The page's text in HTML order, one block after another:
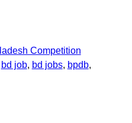
Competition
bd job, bd jobs, bpdb